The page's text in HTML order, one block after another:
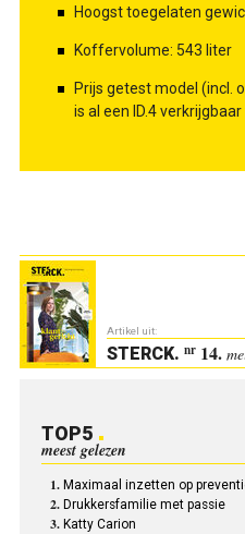
Hoogst toegelaten
Koffervolume: 543 liter
Prijs getest model (incl.
is al een ID.4
Artikel uit:
STERCK. nr14.
TOP5
meest gelezen
Maximaal inzetten op
Drukkersfamilie met passie
Katty Carion